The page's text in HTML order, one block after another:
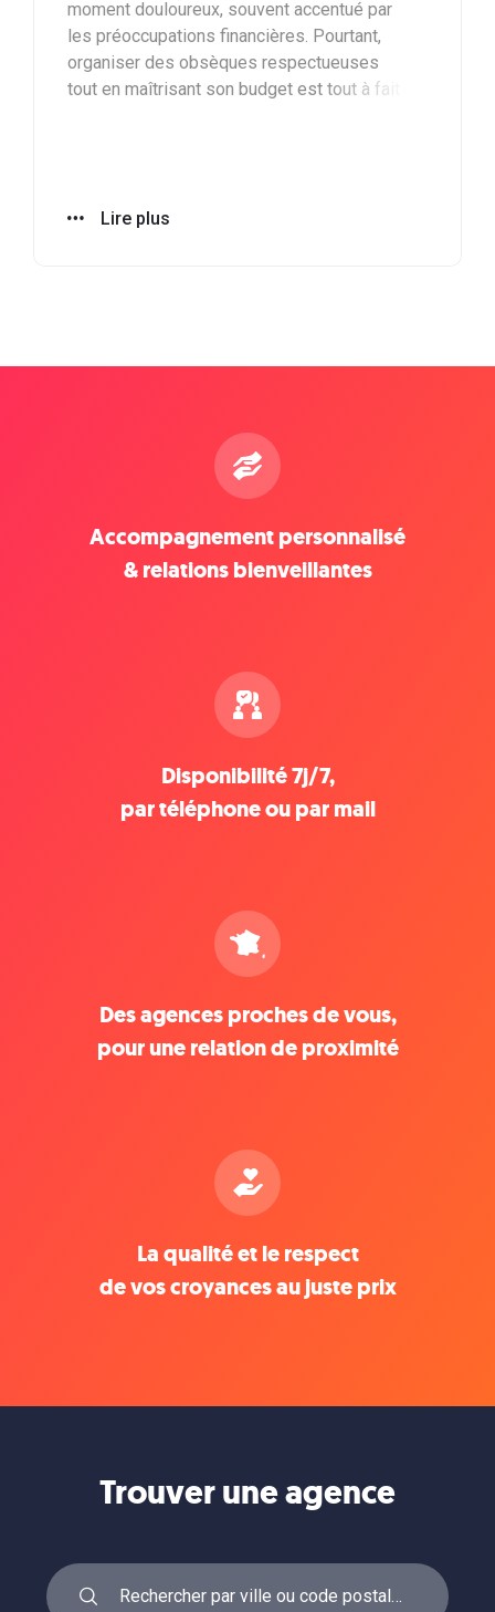
moment douloureux, souvent accentué par
les préoccupations financières. Pourtant,
organiser des obsèques respectueuses
tout en maîtrisant son budget est tout à fait
Lire plus
Accompagnement personnalisé
& relations bienveillantes
Disponibilité 7j/7,
par téléphone ou par mail
Des agences proches de vous,
pour une relation de proximité
La qualité et le respect
de vos croyances au juste prix
Trouver une agence